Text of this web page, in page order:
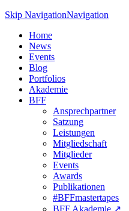
Skip NavigationNavigation
Home
News
Events
Blog
Portfolios
Akademie
BFF
Ansprechpartner
Satzung
Leistungen
Mitgliedschaft
Mitglieder
Events
Awards
Publikationen
#BFFmastertapes
BFF Akademie ↗︎